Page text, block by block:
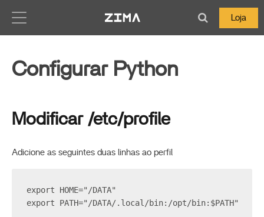
Loja
Configurar Python
Modificar /etc/profile
Adicione as seguintes duas linhas ao perfil
export HOME="/DATA"
export PATH="/DATA/.local/bin:/opt/bin:$PATH"